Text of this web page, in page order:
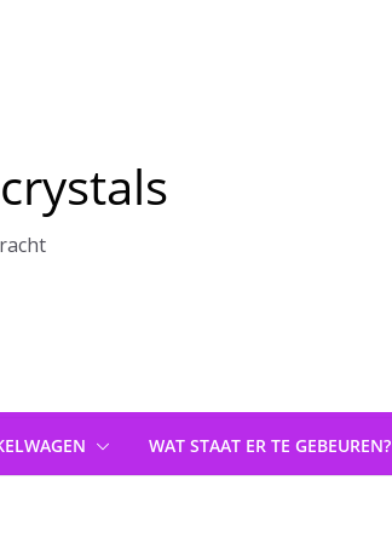
WAT STAAT ER TE GEBEUREN?